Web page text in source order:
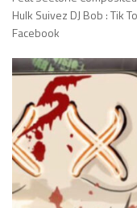
Hulk Suivez DJ Bob : Tik
Facebook